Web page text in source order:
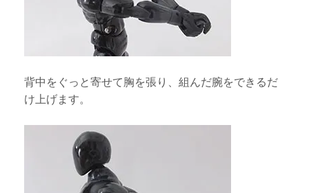
背中をぐっと寄せて胸を張り、組んだ腕をできるだ
け上げます。